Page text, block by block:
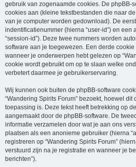
gebruik van zogenaamde cookies. De phpBB-
cookies aan (kleine tekstbestanden die naar
van je computer worden gedownload). De
indentificatienummer (hierna “user-id”) en
“session-id”). Deze twee nummers worden
software aan je toegewezen. Een derde
wanneer je onderwerpen hebt gelezen op
cookie wordt gebruikt om op te slaan welke
verbetert daarmee je gebruikerservaring.
Wij kunnen ook buiten de phpBB-software
“Wandering Spirits Forum” bezoekt, hoewel dit
toepassing is. Deze tekst heeft betrekking op
aangemaakt door de phpBB-software. De
informatie verzamelen door wat je aan ons
plaatsen als een anonieme gebruiker (hierna
registreren op “Wandering Spirits Forum”
verstuurd zijn na je registratie en wanneer je
berichten”).